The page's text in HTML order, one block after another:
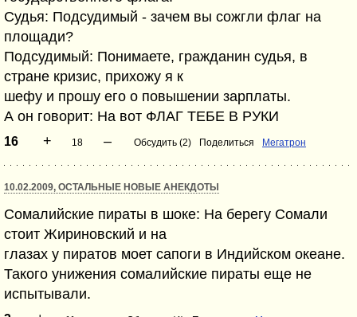
Судья: Подсудимый - зачем вы сожгли флаг на
площади?
Подсудимый: Понимаете, гражданин судья, в
стране кризис, прихожу я к
шефу и прошу его о повышении зарплаты.
А он говорит: На вот ФЛАГ ТЕБЕ В РУКИ
16 + 18 – Обсудить (2) Поделиться Мегатрон
10.02.2009, ОСТАЛЬНЫЕ НОВЫЕ АНЕКДОТЫ
Сомалийские пираты в шоке: На берегу Сомали
стоит Жириновский и на
глазах у пиратов моет сапоги в Индийском океане.
Такого унижения сомалийские пираты еще не
испытывали.